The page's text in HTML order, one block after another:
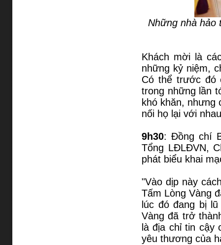
Những nhà hảo
Khách mời là
những kỷ niệm,
Có thể trước đó
trong những lần
khó khăn, nhưng
nối họ lại với
9h30: Đồng chí
Tổng LĐLĐVN,
phát biểu khai
"Vào dịp này
Tấm Lòng Vàng
lúc đó đang bị
Vàng đã trở
là địa chỉ tin cậy
yêu thương của